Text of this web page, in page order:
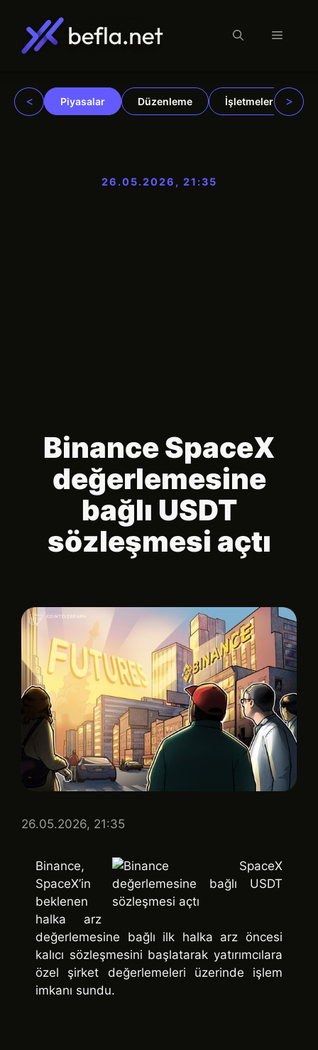
Menü
< Piyasalar Düzenleme İşletmeler >
26.05.2026, 21:35
Binance SpaceX
değerlemesine
bağlı USDT
sözleşmesi açtı
26.05.2026, 21:35
Binance,
SpaceX’in
beklenen
halka arz
değerlemesine bağlı ilk halka arz öncesi
kalıcı sözleşmesini başlatarak yatırımcılara
özel şirket değerlemeleri üzerinde işlem
imkanı sundu.